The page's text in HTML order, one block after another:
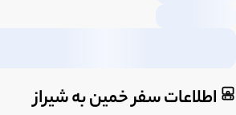
اطلاعات سفر خمین به شیراز